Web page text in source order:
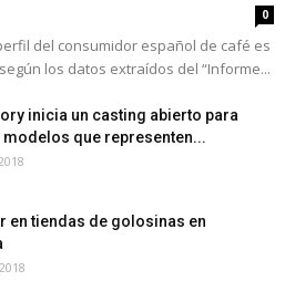
0
del consumidor español de café es
los datos extraídos del “Informe...
inicia un casting abierto para
que representen...
en tiendas de golosinas en